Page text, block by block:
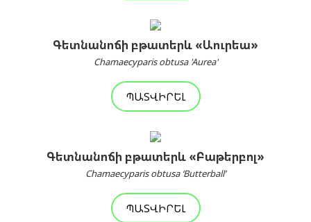
Գետնանոճի բթատերև «Աուրեա»
Chamaecyparis obtusa 'Aurea'
ՊԱՏՎԻՐԵԼ
Գետնանոճի բթատերև «Բաթերբոլ»
Chamaecyparis obtusa ‘Butterball’
ՊԱՏՎԻՐԵԼ